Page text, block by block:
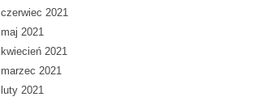
czerwiec 2021
maj 2021
kwiecień 2021
marzec 2021
luty 2021